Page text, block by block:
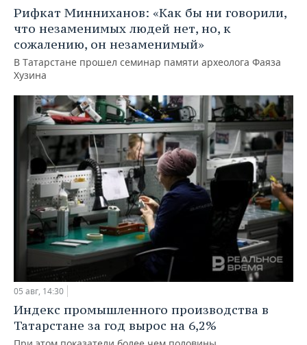
Рифкат Минниханов: «Как бы ни говорили,
что незаменимых людей нет, но, к
сожалению, он незаменимый»
В Татарстане прошел семинар памяти археолога Фаяза
Хузина
05 авг, 14:30
Индекс промышленного производства в
Татарстане за год вырос на 6,2%